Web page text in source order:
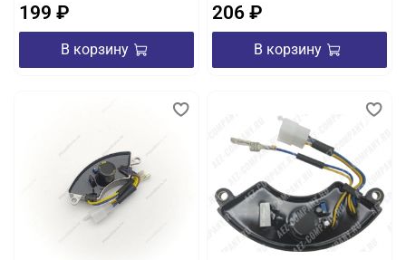
199 ₽
В корзину
206 ₽
В корзину